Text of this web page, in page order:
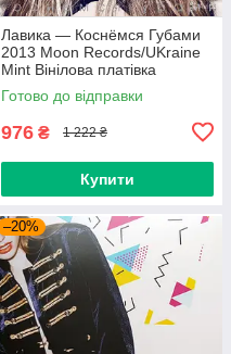
Лавика — Коснёмся Губами
2013 Moon Records/UKraine
Mint Вінілова платівка
(art.221702)
Готово до відправки
976 ₴ 1 222 ₴
Купити
–20%